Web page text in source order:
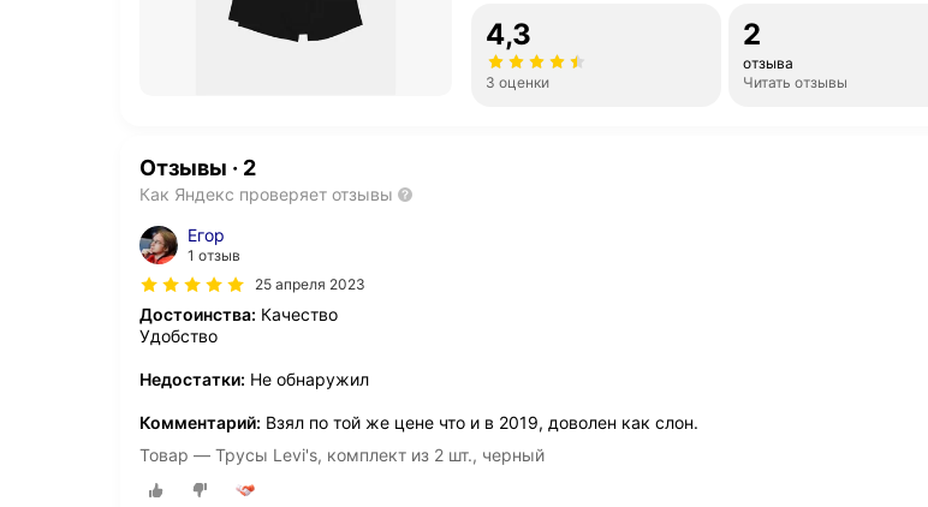
4,3
3 оценки
2
отзыва
Читать отзывы
Отзывы · 2
Как Яндекс проверяет отзывы
Егор
1 отзыв
25 апреля 2023
Достоинства: Качество
Удобство
Недостатки: Не обнаружил
Комментарий: Взял по той же цене что и в 2019, доволен как слон.
Товар — Трусы Levi's, комплект из 2 шт., черный